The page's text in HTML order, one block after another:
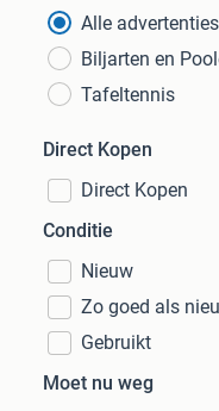
Alle advertenties
Biljarten en
Tafeltennis
Direct Kopen
Direct Kopen
Conditie
Nieuw
Zo goed als
Gebruikt
Moet nu weg